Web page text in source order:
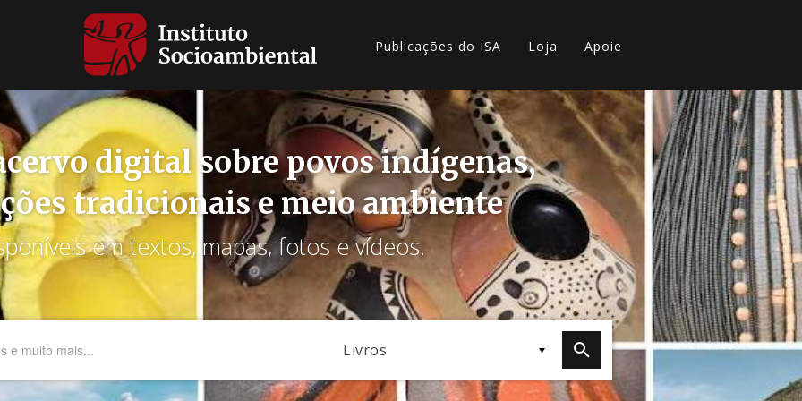
Publicações do ISA Loja Apoie
digital sobre povos indígenas,
tradicionais e meio ambiente
em textos, mapas, fotos e vídeos.
Livros